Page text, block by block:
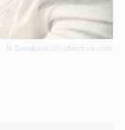
N. Deriabina | Shutterstock.com